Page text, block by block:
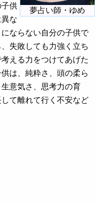
能性
や障害の消去
夢占い師・ゆめ
供
な
ならない自分の子供で
失敗しても力強く立ち
える力をつけてあげた
は、純粋さ、頭の柔ら
意気さ、思考力の育
て離れて行く不安など